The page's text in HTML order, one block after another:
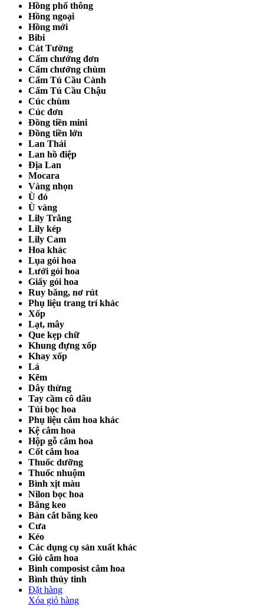
Hồng phổ thông
Hồng ngoại
Hồng mới
Bibi
Cát Tường
Cẩm chướng đơn
Cẩm chướng chùm
Cẩm Tú Cầu Cành
Cẩm Tú Cầu Chậu
Cúc chùm
Cúc đơn
Đồng tiền mini
Đồng tiền lớn
Lan Thái
Lan hồ điệp
Địa Lan
Mocara
Vàng nhọn
Ù đỏ
Ù vàng
Lily Trắng
Lily kép
Lily Cam
Hoa khác
Lụa gói hoa
Lưới gói hoa
Giấy gói hoa
Ruy băng, nơ rút
Phụ liệu trang trí khác
Xốp
Lạt, mây
Que kẹp chữ
Khung đựng xốp
Khay xốp
Lá
Kẽm
Dây thừng
Tay cầm cô dâu
Túi bọc hoa
Phụ liệu cắm hoa khác
Kệ cắm hoa
Hộp gỗ cắm hoa
Cốt cắm hoa
Thuốc dưỡng
Thuốc nhuộm
Bình xịt màu
Nilon bọc hoa
Băng keo
Bàn cắt băng keo
Cưa
Kéo
Các dụng cụ sản xuất khác
Giỏ cắm hoa
Bình composist cắm hoa
Bình thủy tinh
Đặt hàng
Xóa giỏ hàng